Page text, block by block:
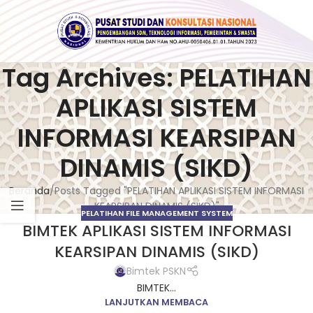
Tag Archives: PELATIHAN
APLIKASI SISTEM
INFORMASI KEARSIPAN
DINAMIS (SIKD)
Beranda Posts Tagged "PELATIHAN APLIKASI SISTEM INFORMASI
KEARSIPAN DINAMIS (SIKD)"
PELATIHAN FILE MANAGEMENT SYSTEM
BIMTEK APLIKASI SISTEM INFORMASI
KEARSIPAN DINAMIS (SIKD)
Bimtek PSKN
BIMTEK...
LANJUTKAN MEMBACA